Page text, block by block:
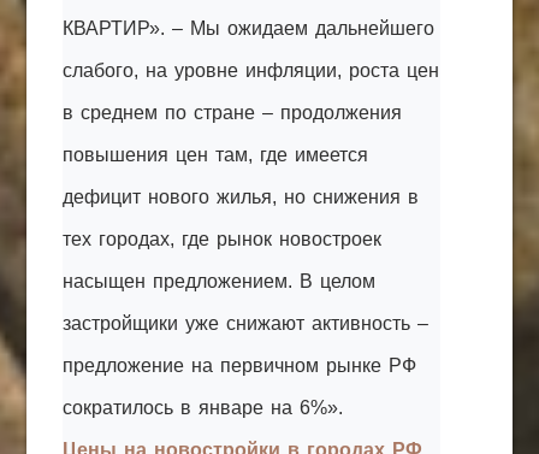
КВАРТИР». – Мы ожидаем дальнейшего
слабого, на уровне инфляции, роста цен
в среднем по стране – продолжения
повышения цен там, где имеется
дефицит нового жилья, но снижения в
тех городах, где рынок новостроек
насыщен предложением. В целом
застройщики уже снижают активность –
предложение на первичном рынке РФ
сократилось в январе на 6%».
Цены на новостройки в городах РФ